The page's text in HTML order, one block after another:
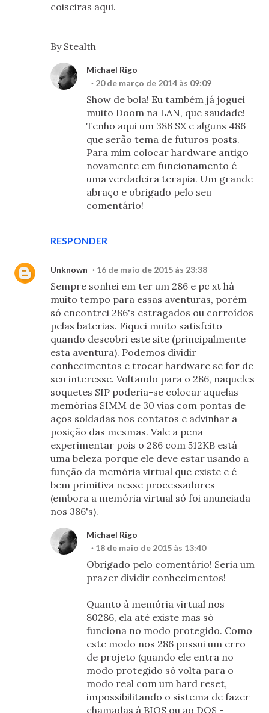
coiseiras aqui.
By Stealth
RESPONDER
Michael Rigo
20 de março de 2014 às 09:09
Show de bola! Eu também já joguei
muito Doom na LAN, que saudade!
Tenho aqui um 386 SX e alguns 486
que serão tema de futuros posts.
Para mim colocar hardware antigo
novamente em funcionamento é
uma verdadeira terapia. Um grande
abraço e obrigado pelo seu
comentário!
Unknown 16 de maio de 2015 às 23:38
Sempre sonhei em ter um 286 e pc xt há
muito tempo para essas aventuras, porém
só encontrei 286's estragados ou corroídos
pelas baterias. Fiquei muito satisfeito
quando descobri este site (principalmente
esta aventura). Podemos dividir
conhecimentos e trocar hardware se for de
seu interesse. Voltando para o 286, naqueles
soquetes SIP poderia-se colocar aquelas
memórias SIMM de 30 vias com pontas de
aços soldadas nos contatos e advinhar a
posição das mesmas. Vale a pena
experimentar pois o 286 com 512KB está
uma beleza porque ele deve estar usando a
função da memória virtual que existe e é
bem primitiva nesse processadores
(embora a memória virtual só foi anunciada
nos 386's).
Michael Rigo
18 de maio de 2015 às 13:40
Obrigado pelo comentário! Seria um
prazer dividir conhecimentos!
Quanto à memória virtual nos
80286, ela até existe mas só
funciona no modo protegido. Como
este modo nos 286 possui um erro
de projeto (quando ele entra no
modo protegido só volta para o
modo real com um hard reset,
impossibilitando o sistema de fazer
chamadas à BIOS ou ao DOS -